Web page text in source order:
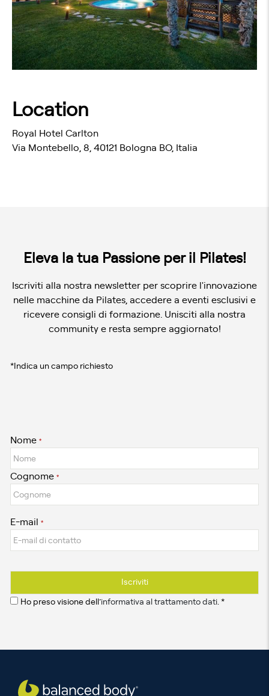
Location
Royal Hotel Carlton
Via Montebello, 8, 40121 Bologna BO, Italia
Eleva la tua Passione per il Pilates!
Iscriviti alla nostra newsletter per scoprire l'innovazione
nelle macchine da Pilates, accedere a eventi esclusivi e
ricevere consigli di formazione. Unisciti alla nostra
community e resta sempre aggiornato!
*Indica un campo richiesto
Nome *
Cognome *
E-mail *
Ho preso visione dell’informativa al trattamento dati . *